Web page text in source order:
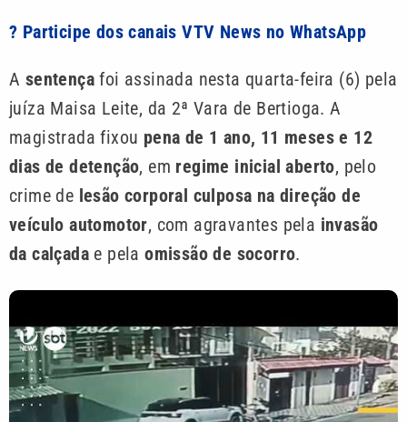
? Participe dos canais VTV News no WhatsApp
A sentençafoi assinada nesta quarta-feira (6) pela
juíza Maisa Leite, da 2ª Vara de Bertioga. A
magistrada fixou pena de 1 ano, 11 meses e 12
dias de detenção, em regime inicial aberto, pelo
crime de lesão corporal culposa na direção de
veículo automotor, com agravantes pela invasão
da calçada e pelaomissão de socorro.